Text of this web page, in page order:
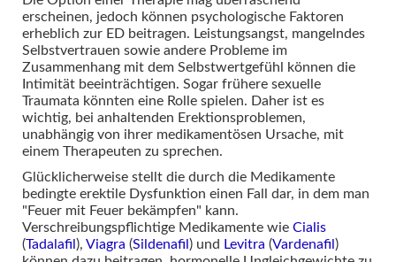
erscheinen, jedoch können psychologische Faktoren
erheblich zur ED beitragen. Leistungsangst, mangelndes
Selbstvertrauen sowie andere Probleme im
Zusammenhang mit dem Selbstwertgefühl können die
Intimität beeinträchtigen. Sogar frühere sexuelle
Traumata könnten eine Rolle spielen. Daher ist es
wichtig, bei anhaltenden Erektionsproblemen,
unabhängig von ihrer medikamentösen Ursache, mit
einem Therapeuten zu sprechen.
Glücklicherweise stellt die durch die Medikamente
bedingte erektile Dysfunktion einen Fall dar, in dem man
"Feuer mit Feuer bekämpfen" kann.
Verschreibungspflichtige Medikamente wie Cialis
(Tadalafil ), Viagra (Sildenafil ) und Levitra (Vardenafil )